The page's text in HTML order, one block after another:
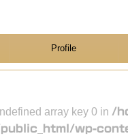
Profile
array key 0 in /
wp-